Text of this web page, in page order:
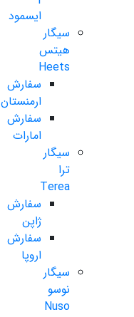
ایسمود
سیگار
هیتس
Heets
سفارش
ارمنستان
سفارش
امارات
سیگار
ترا
Terea
سفارش
ژاپن
سفارش
اروپا
سیگار
نوسو
Nuso